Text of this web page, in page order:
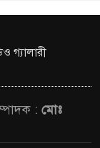
গ্যালারী
: মোঃ